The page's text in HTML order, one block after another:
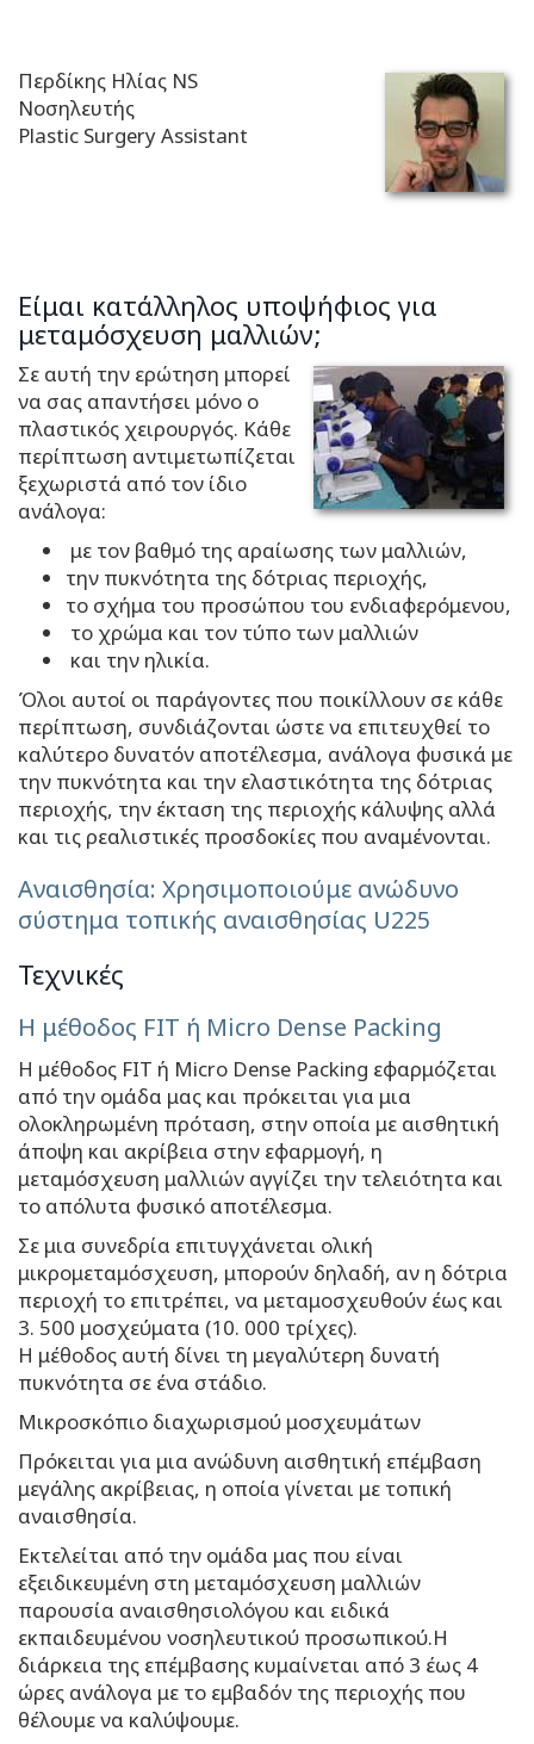
Περδίκης Ηλίας NS
Νοσηλευτής
Plastic Surgery Assistant
Είμαι κατάλληλος υποψήφιος για
μεταμόσχευση μαλλιών;
Σε αυτή την ερώτηση μπορεί
να σας απαντήσει μόνο ο
πλαστικός χειρουργός. Κάθε
περίπτωση αντιμετωπίζεται
ξεχωριστά από τον ίδιο
ανάλογα:
με τον βαθμό της αραίωσης των μαλλιών,
την πυκνότητα της δότριας περιοχής,
το σχήμα του προσώπου του ενδιαφερόμενου,
το χρώμα και τον τύπο των μαλλιών
και την ηλικία.
Όλοι αυτοί οι παράγοντες που ποικίλλουν σε κάθε
περίπτωση, συνδιάζονται ώστε να επιτευχθεί το
καλύτερο δυνατόν αποτέλεσμα, ανάλογα φυσικά με
την πυκνότητα και την ελαστικότητα της δότριας
περιοχής, την έκταση της περιοχής κάλυψης αλλά
και τις ρεαλιστικές προσδοκίες που αναμένονται.
Αναισθησία: Χρησιμοποιούμε ανώδυνο
σύστημα τοπικής αναισθησίας U225
Τεχνικές
Η μέθοδος FIT ή Micro Dense Packing
Η μέθοδος FIT ή Micro Dense Packing εφαρμόζεται
από την ομάδα μας και πρόκειται για μια
ολοκληρωμένη πρόταση, στην οποία με αισθητική
άποψη και ακρίβεια στην εφαρμογή, η
μεταμόσχευση μαλλιών αγγίζει την τελειότητα και
το απόλυτα φυσικό αποτέλεσμα.
Σε μια συνεδρία επιτυγχάνεται ολική
μικρομεταμόσχευση, μπορούν δηλαδή, αν η δότρια
περιοχή το επιτρέπει, να μεταμοσχευθούν έως και
3. 500 μοσχεύματα (10. 000 τρίχες).
Η μέθοδος αυτή δίνει τη μεγαλύτερη δυνατή
πυκνότητα σε ένα στάδιο.
Μικροσκόπιο διαχωρισμού μοσχευμάτων
Πρόκειται για μια ανώδυνη αισθητική επέμβαση
μεγάλης ακρίβειας, η οποία γίνεται με τοπική
αναισθησία.
Εκτελείται από την ομάδα μας που είναι
εξειδικευμένη στη μεταμόσχευση μαλλιών
παρουσία αναισθησιολόγου και ειδικά
εκπαιδευμένου νοσηλευτικού προσωπικού.Η
διάρκεια της επέμβασης κυμαίνεται από 3 έως 4
ώρες ανάλογα με το εμβαδόν της περιοχής που
θέλουμε να καλύψουμε.